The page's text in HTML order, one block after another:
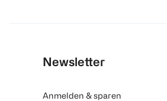
Newsletter
Anmelden & sparen